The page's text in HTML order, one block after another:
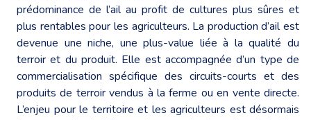
prédominance de l’ail au profit de cultures plus sûres et
plus rentables pour les agriculteurs. La production d’ail est
devenue une niche, une plus-value liée à la qualité du
terroir et du produit. Elle est accompagnée d’un type de
commercialisation spécifique des circuits-courts et des
produits de terroir vendus à la ferme ou en vente directe.
L’enjeu pour le territoire et les agriculteurs est désormais